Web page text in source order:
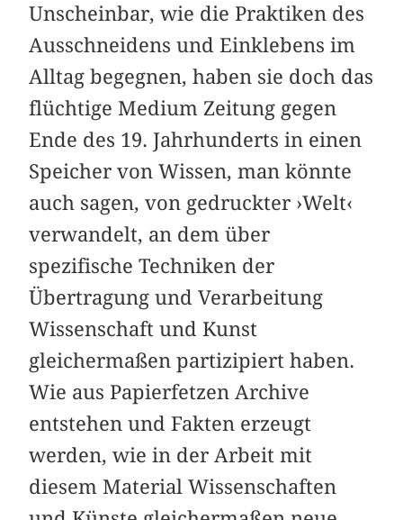
Unscheinbar, wie die Praktiken des
Ausschneidens und Einklebens im
Alltag begegnen, haben sie doch das
flüchtige Medium Zeitung gegen
Ende des 19. Jahrhunderts in einen
Speicher von Wissen, man könnte
auch sagen, von gedruckter ›Welt‹
verwandelt, an dem über
spezifische Techniken der
Übertragung und Verarbeitung
Wissenschaft und Kunst
gleichermaßen partizipiert haben.
Wie aus Papierfetzen Archive
entstehen und Fakten erzeugt
werden, wie in der Arbeit mit
diesem Material Wissenschaften